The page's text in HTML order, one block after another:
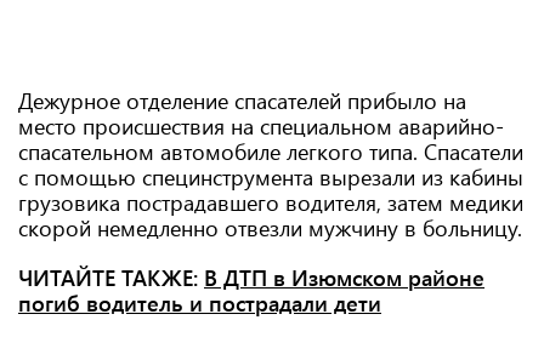
Дежурное отделение спасателей прибыло на
место происшествия на специальном аварийно-
спасательном автомобиле легкого типа. Спасатели
с помощью специнструмента вырезали из кабины
грузовика пострадавшего водителя, затем медики
скорой немедленно отвезли мужчину в больницу.
ЧИТАЙТЕ ТАКЖЕ: В ДТП в Изюмском районе
погиб водитель и пострадали дети